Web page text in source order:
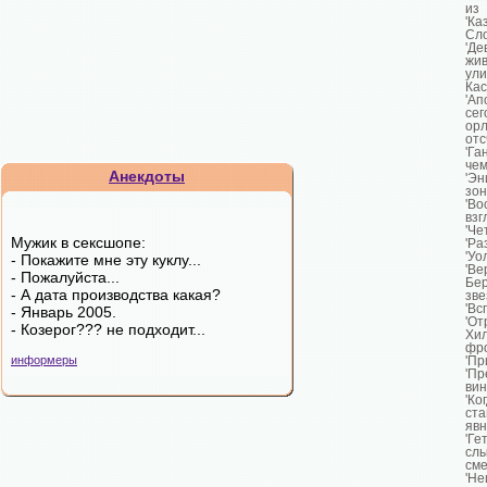
Анекдоты
Мужик в сексшопе:
- Покажите мне эту куклу...
- Пожалуйста...
- А дата производства какая?
- Январь 2005.
- Козерог??? не подходит...
информеры
из